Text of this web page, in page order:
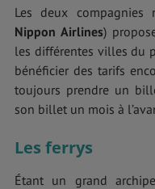
Les deux compagnies
Nippon Airlines)
les différentes villes du
bénéficier des tarifs
toujours prendre un
son billet un mois à
Les ferrys
Étant un grand